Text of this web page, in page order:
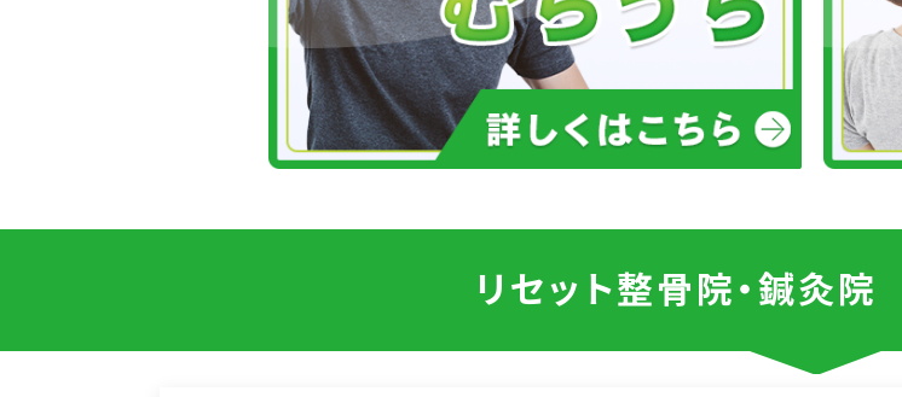
リセット整骨院・鍼灸院